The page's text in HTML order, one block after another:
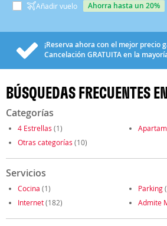
Añadir vuelo ahorra hasta un 20%
¡Reserva ahora con el mejor precio
Cancelación GRATUITAen la
BÚSQUEDAS FRECUENTES
Categorías
4 Estrellas (1)
Otras categorías (10)
Servicios
Cocina (1) Parking
Internet(182) Admite